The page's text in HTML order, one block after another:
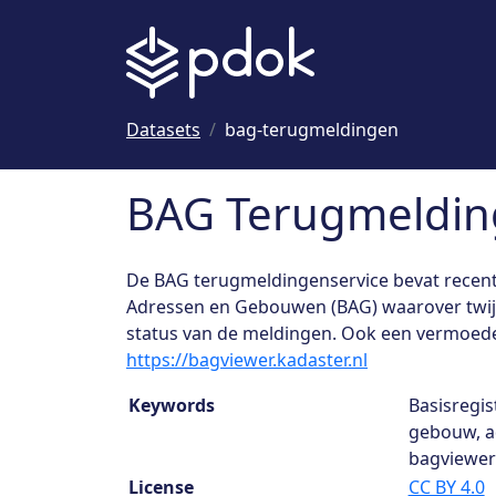
Datasets bag-terugmeldingen
BAG
De BAG terugmeldingenservice bevat
Adressen en Gebouwen (BAG) waarover
status van de meldingen. Ook een
https://bagviewer.kadaster.nl
Dataset details
Keywords
gebouw,
bagviewer
License
CC BY 4.0